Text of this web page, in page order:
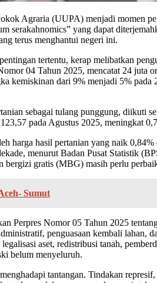
Agraria (UUPA) menjadi momen
serakahnomics” yang dapat
terus menghantui negeri ini.
tertentu, kerap melibatkan
04 Tahun 2025, mencatat 24 juta
kemiskinan dari 9% menjadi 5%
sebagai tulang punggung,
pada Agustus 2025, meningkat
harga hasil pertanian yang naik
menurut Badan Pusat Statistik
gratis (MBG) masih perlu
Sumut
Perpres Nomor 05 Tahun 2025
penguasaan kembali
aset, redistribusi tanah,
belum menyeluruh.
tantangan. Tindakan